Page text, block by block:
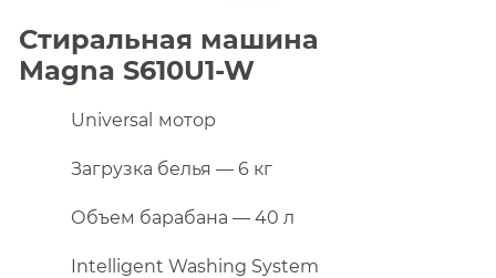
Стиральная машина
Magna S610U1-W
Universal мотор
Загрузка белья — 6 кг
Объем барабана — 40 л
Intelligent Washing System